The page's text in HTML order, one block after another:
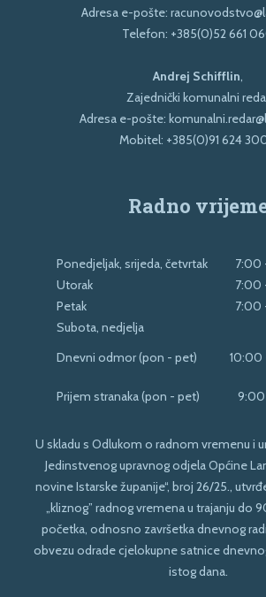
Adresa e-pošte:
Telefon: +385(0)52 661
Andrej Schifflin,
Zajednički komunalni
Adresa e-pošte:
Mobitel: +385(0)91 624
Radno
Ponedjeljak, srijeda, četvrtak
7:00
Utorak
7:00
Petak
7:00
Subota, nedjelja
Dnevni odmor (pon - pet)
10:00
Prijem stranaka (pon - pet) 9:00
U skladu s Odlukom o radnom vremenu i
Jedinstvenog upravnog odjela Općine
novine Istarske županije“, broj 26/25.,
„kliznog” radnog vremena u trajanju do
početka, odnosno završetka dnevnog
obvezu odrade cjelokupne satnice
istog dana.